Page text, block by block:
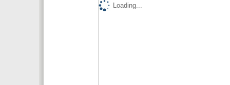
Loading...